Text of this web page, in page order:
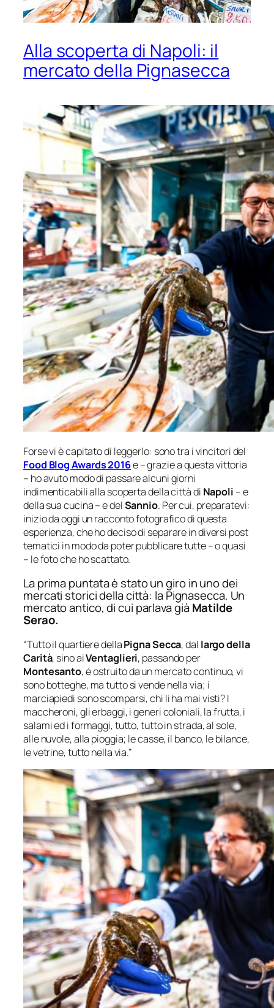
Alla scoperta di Napoli: il
mercato della Pignasecca
Forse vi è capitato di leggerlo: sono tra i vincitori del
Food Blog Awards 2016e – grazie a questa vittoria
– ho avuto modo di passare alcuni giorni
indimenticabili alla scoperta della città di Napoli – e
della sua cucina – e delSannio. Per cui, preparatevi:
inizio da oggi un racconto fotografico di questa
esperienza, che ho deciso di separare in diversi post
tematici in modo da poter pubblicare tutte – o quasi
– le foto che ho scattato.
La prima puntata è stato un giro in uno dei
mercati storici della città: la Pignasecca. Un
mercato antico, di cui parlava giàMatilde
Serao.
“Tuttoil quartiere dellaPigna Secca, dal largo della
Carità, sino aiVentaglieri, passando per
Montesanto, é ostruito da un mercato continuo, vi
sono botteghe, ma tutto si vende nella via; i
marciapiedi sono scomparsi, chi li ha mai visti? I
maccheroni, gli erbaggi, i generi coloniali, la frutta, i
salami ed i formaggi, tutto, tutto in strada, al sole,
alle nuvole, alla pioggia; le casse, il banco, le bilance,
le vetrine, tutto nella via.”